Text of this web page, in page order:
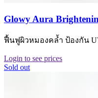
Glowy Aura
ฟื้นฟูผิวหมองคล้ำ ป้องกัน
Login to see prices
Sold out